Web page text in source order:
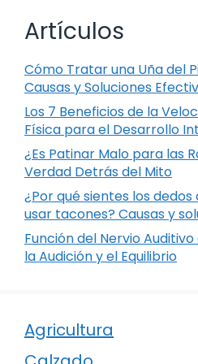
Artículos
Cómo Tratar una Uña del
Causas y Soluciones
Los 7 Beneficios de la
Física para el Desarrollo
¿Es Patinar Malo para las
Verdad Detrás del Mito
¿Por qué sientes los
usar tacones? Causas y
Función del Nervio
la Audición y el Equilibrio
Agricultura